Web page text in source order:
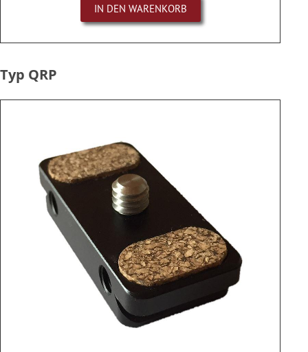
IN DEN WARENKORB
Typ QRP